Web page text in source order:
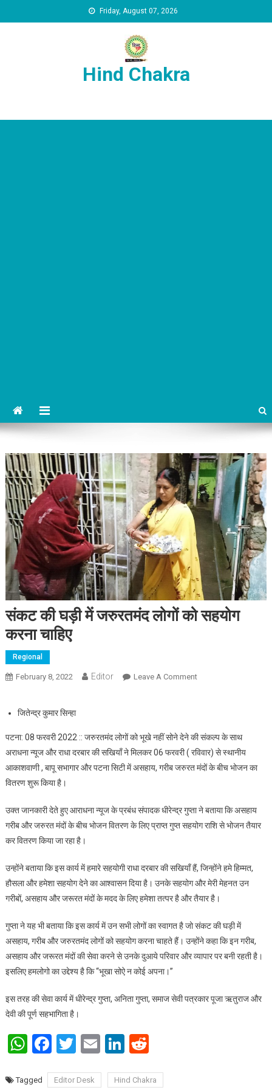
Friday, August 07, 2026
Hind Chakra
संकट की घड़ी में जरुरतमंद लोगों को सहयोग
करना चाहिए
Regional
February 8, 2022 Editor Leave A CommentOn संकट की घड़ी में
जितेन्द्र कुमार सिन्हा
पटना: 08 फरवरी 2022 :: जरुरतमंद लोगों को भूखे नहीं सोने देने की संकल्प के साथ
अराधना न्यूज और राधा दरबार की सखियाँ ने मिलकर 06 फरवरी ( रविवार) से स्थानीय
आकाशवाणी , बापू सभागार और पटना सिटी में असहाय, गरीब जरुरत मंदों के बीच भोजन का
वितरण शुरू किया है।
उक्त जानकारी देते हुए आराधना न्यूज के प्रबंध संपादक धीरेन्द्र गुप्ता ने बताया कि असहाय
गरीब और जरुरत मंदों के बीच भोजन वितरण के लिए प्राप्त गुप्त सहयोग राशि से भोजन तैयार
कर वितरण किया जा रहा है।
उन्होंने बताया कि इस कार्य में हमारे सहयोगी राधा दरबार की सखियाँ हैं, जिन्होंने हमे हिम्मत,
हौसला और हमेशा सहयोग देने का आश्वासन दिया है। उनके सहयोग और मेरी मेहनत उन
गरीबों, असहाय और जरूरत मंदों के मदद के लिए हमेशा तत्पर है और तैयार है।
गुप्ता ने यह भी बताया कि इस कार्य में उन सभी लोगों का स्वागत है जो संकट की घड़ी में
असहाय, गरीब और जरुरतमंद लोगों को सहयोग करना चाहते हैं। उन्होंने कहा कि इन गरीब,
असहाय और जरूरत मंदों की सेवा करने से उनके दुआये परिवार और व्यापार पर बनी रहती है।
इसलिए हमलोगो का उद्देश्य है कि “भूखा सोऐ न कोई अपना।”
इस तरह की सेवा कार्य में धीरेन्द्र गुप्ता, अनिता गुप्ता, समाज सेवी पत्रकार पूजा ऋतुराज और
देवी की पूर्ण सहभागिता है।
WhatsApp
Facebook
Twitter
EmailLinkedIn
Reddit
Tagged Editor Desk Hind Chakra